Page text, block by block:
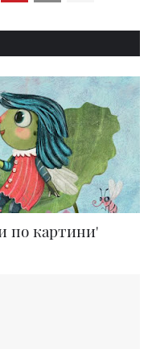
по картини'